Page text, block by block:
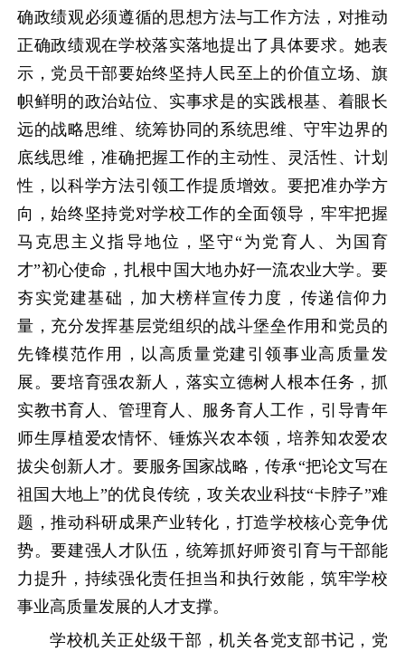
确政绩观必须遵循的思想方法与工作方法，对推动
正确政绩观在学校落实落地提出了具体要求。她表
示，党员干部要始终坚持人民至上的价值立场、旗
帜鲜明的政治站位、实事求是的实践根基、着眼长
远的战略思维、统筹协同的系统思维、守牢边界的
底线思维，准确把握工作的主动性、灵活性、计划
性，以科学方法引领工作提质增效。要把准办学方
向，始终坚持党对学校工作的全面领导，牢牢把握
马克思主义指导地位，坚守“为党育人、为国育
才”初心使命，扎根中国大地办好一流农业大学。要
夯实党建基础，加大榜样宣传力度，传递信仰力
量，充分发挥基层党组织的战斗堡垒作用和党员的
先锋模范作用，以高质量党建引领事业高质量发
展。要培育强农新人，落实立德树人根本任务，抓
实教书育人、管理育人、服务育人工作，引导青年
师生厚植爱农情怀、锤炼兴农本领，培养知农爱农
拔尖创新人才。要服务国家战略，传承“把论文写在
祖国大地上”的优良传统，攻关农业科技“卡脖子”难
题，推动科研成果产业转化，打造学校核心竞争优
势。要建强人才队伍，统筹抓好师资引育与干部能
力提升，持续强化责任担当和执行效能，筑牢学校
事业高质量发展的人才支撑。
学校机关正处级干部，机关各党支部书记，党